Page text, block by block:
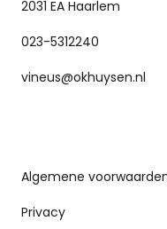
2031 EA Haarlem
023-5312240
vineus@okhuysen.nl
Algemene
Privacy